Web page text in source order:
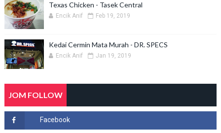
Texas Chicken - Tasek Central
Encik Anif Feb 19, 2019
Kedai Cermin Mata Murah - DR. SPECS
Encik Anif Jan 19, 2019
JOM FOLLOW